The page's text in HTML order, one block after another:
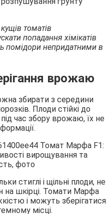
томатів
попадання хімікатів
помідори непридатними в
врожаю
збирати з середини
Плоди стійкі до
час збору врожаю, їх не
стиглі і щільні плоди, не
на шкірці. Томати Марфа
і можуть зберігатися
місці.